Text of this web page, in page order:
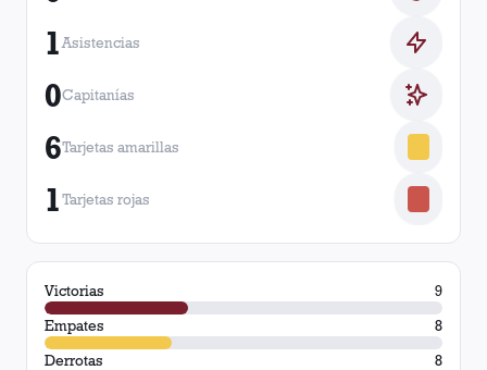
1Asistencias
0Capitanías
6Tarjetas amarillas
1Tarjetas rojas
Victorias
9
Empates
8
Derrotas
8